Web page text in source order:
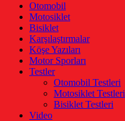
3 Şerit
Otomobil, Motosiklet, Bisiklet
Otomobil
Motosiklet
Bisiklet
Karşılaştırmalar
Köşe Yazıları
Motor Sporları
Testler
Otomobil Testleri
Motosiklet Testleri
Bisiklet Testleri
Video